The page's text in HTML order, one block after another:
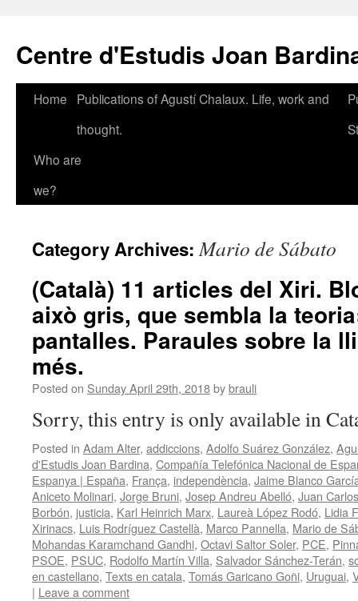
content
Centre d'Estudis Joan
Home
Publications of Agustí Chalaux. Life, work and
thought.
Who are
we?
Category Archives:Mario de Sábato
(Català) 11 articles del Xiri.
això gris, que sembla la
pantalles. Paraules sobre la
més.
Posted on Sunday April 29th, 2018bybrauli
Sorry, this entry is only available in
Posted in Adam Alter, addiccions, Adolfo Suárez González,
d'Estudis Joan Bardina, Compañía Telefónica Nacional de
Espanya | España, França, independència, Jaime Blanco
Aniceto Molinari, Jorge Bruni, Josep Andreu Abelló, Juan
Borbón, justicia, Karl Heinrich Marx, Laureà López Rodó, Lidia
Xirinacs, Luis Rodríguez Castellà, Marco Pannella, Mario de
Mohandas Karamchand Gandhi, Octavi Saltor Soler, PCE,
PSOE, PSUC, Rodolfo Martín Villa, Salvador Sánchez-Terán,
en castellano, Texts en catala, Tomás Garicano Goñi, Uruguai,
| Leave a comment